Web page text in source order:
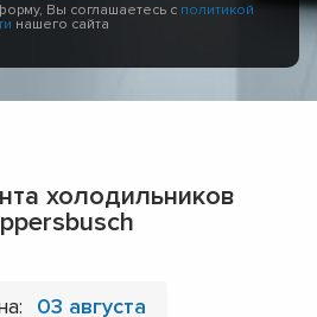
Вы соглашаетесь с политикой
нашего сайта
холодильников
03 августа